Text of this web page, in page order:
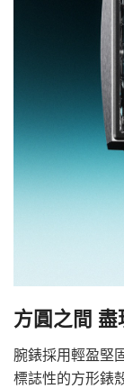
方圓之間
腕錶採用輕盈堅
標誌性的方形錶